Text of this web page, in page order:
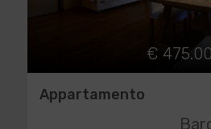
€
Appartamento